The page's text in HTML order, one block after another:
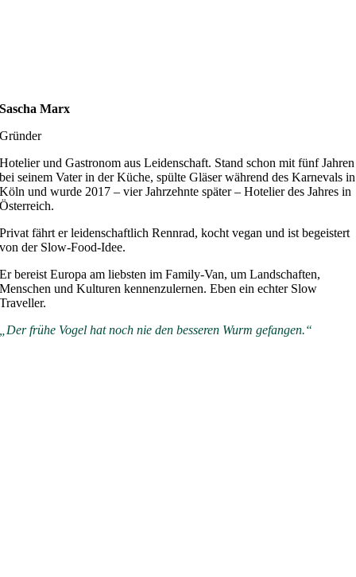
Sascha Marx
Gründer
Hotelier und Gastronom aus Leidenschaft. Stand schon mit fünf Jahren
bei seinem Vater in der Küche, spülte Gläser während des Karnevals in
Köln und wurde 2017 – vier Jahrzehnte später – Hotelier des Jahres in
Österreich.
Privat fährt er leidenschaftlich Rennrad, kocht vegan und ist begeistert
von der Slow-Food-Idee.
Er bereist Europa am liebsten im Family-Van, um Landschaften,
Menschen und Kulturen kennenzulernen. Eben ein echter Slow
Traveller.
„Der frühe Vogel hat noch nie den besseren Wurm gefangen.“